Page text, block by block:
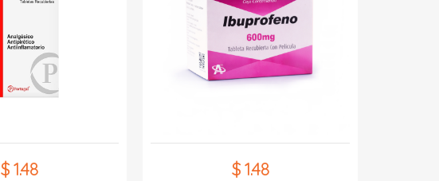
$ 1.48 $ 1.48